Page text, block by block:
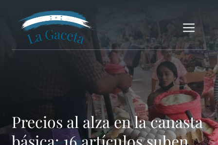
contenido
Precios al alza en la canasta